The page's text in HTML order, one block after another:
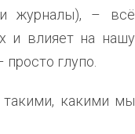
и журналы), – всё
и влияет на нашу
глупо.
такими, какими мы